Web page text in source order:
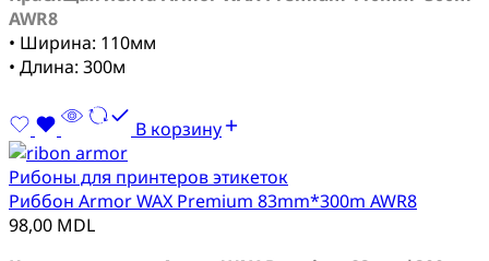
AWR8
• Ширина: 110мм
• Длина: 300м
В корзину
Рибоны для принтеров этикеток
Риббон Armor WAX Premium 83mm*300m AWR8
98,00 MDL